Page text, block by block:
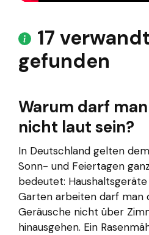
17
gefunden
Warum darf
nicht laut sein?
In Deutschland gelten
Sonn- und Feiertagen
bedeutet:
Garten arbeiten darf man
Geräusche nicht über
hinausgehen. Ein